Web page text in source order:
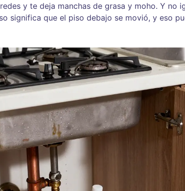
y te deja manchas de grasa y moho. Y no
significa que el piso debajo se movió, y eso